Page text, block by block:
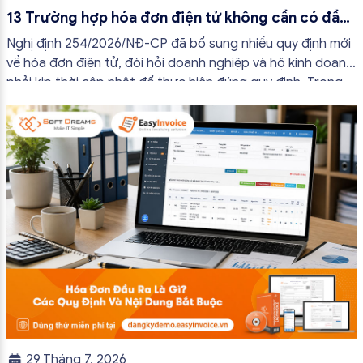
13 Trường hợp hóa đơn điện tử không cần có đầy
đủ nội dung từ 01/7/2026
Nghị định 254/2026/NĐ-CP đã bổ sung nhiều quy định mới
về hóa đơn điện tử, đòi hỏi doanh nghiệp và hộ kinh doanh
phải kịp thời cập nhật để thực hiện đúng quy định. Trong
bài viết này, hóa đơn điện tử EasyInvoice sẽ chia sẻ 13
trường hợp hóa đơn điện tử không cần […]